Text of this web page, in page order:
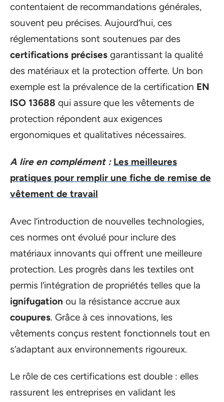
contentaient de recommandations générales,
souvent peu précises. Aujourd’hui, ces
réglementations sont soutenues par des
certifications précises garantissant la qualité
des matériaux et la protection offerte. Un bon
exemple est la prévalence de la certification EN
ISO 13688 qui assure que les vêtements de
protection répondent aux exigences
ergonomiques et qualitatives nécessaires.
A lire en complément : Les meilleures
pratiques pour remplir une fiche de remise de
vêtement de travail
Avec l’introduction de nouvelles technologies,
ces normes ont évolué pour inclure des
matériaux innovants qui offrent une meilleure
protection. Les progrès dans les textiles ont
permis l’intégration de propriétés telles que la
ignifugation ou la résistance accrue aux
coupures. Grâce à ces innovations, les
vêtements conçus restent fonctionnels tout en
s’adaptant aux environnements rigoureux.
Le rôle de ces certifications est double : elles
rassurent les entreprises en validant les